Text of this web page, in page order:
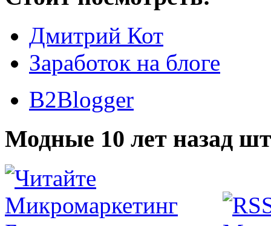
Дмитрий Кот
Заработок на блоге
B2Blogger
Модные 10 лет назад